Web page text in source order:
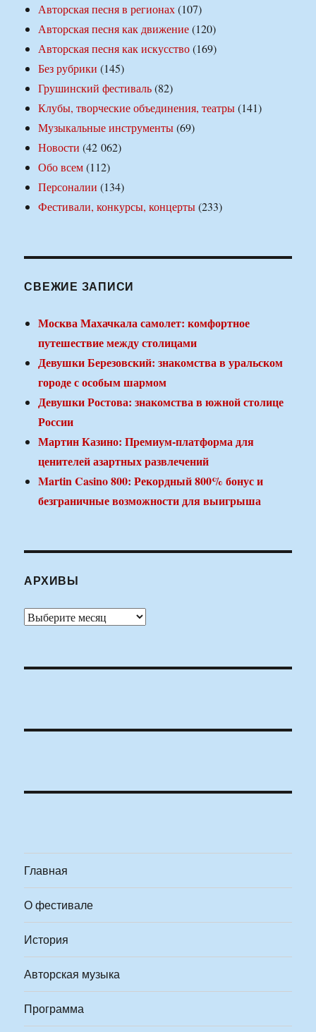
Авторская песня в регионах(107)
Авторская песня как движение(120)
Авторская песня как искусство(169)
Без рубрики (145)
Грушинский фестиваль(82)
Клубы, творческие объединения, театры(141)
Музыкальные инструменты(69)
Новости (42 062)
Обо всем(112)
Персоналии (134)
Фестивали, конкурсы, концерты(233)
СВЕЖИЕ ЗАПИСИ
Москва Махачкала самолет: комфортное
путешествие между столицами
Девушки Березовский: знакомства в уральском
городе с особым шармом
Девушки Ростова: знакомства в южной столице
России
Мартин Казино: Премиум-платформа для
ценителей азартных развлечений
Martin Casino 800: Рекордный 800% бонус и
безграничные возможности для выигрыша
АРХИВЫ
Архивы
Главная
О фестивале
История
Авторская музыка
Программа